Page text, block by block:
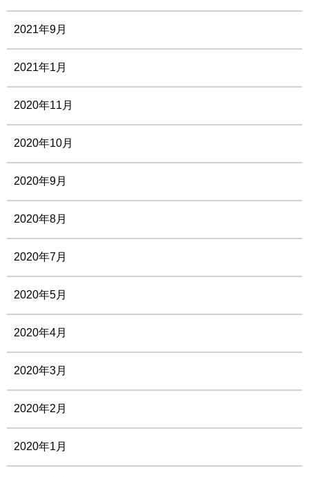
2021年9月
2021年1月
2020年11月
2020年10月
2020年9月
2020年8月
2020年7月
2020年5月
2020年4月
2020年3月
2020年2月
2020年1月